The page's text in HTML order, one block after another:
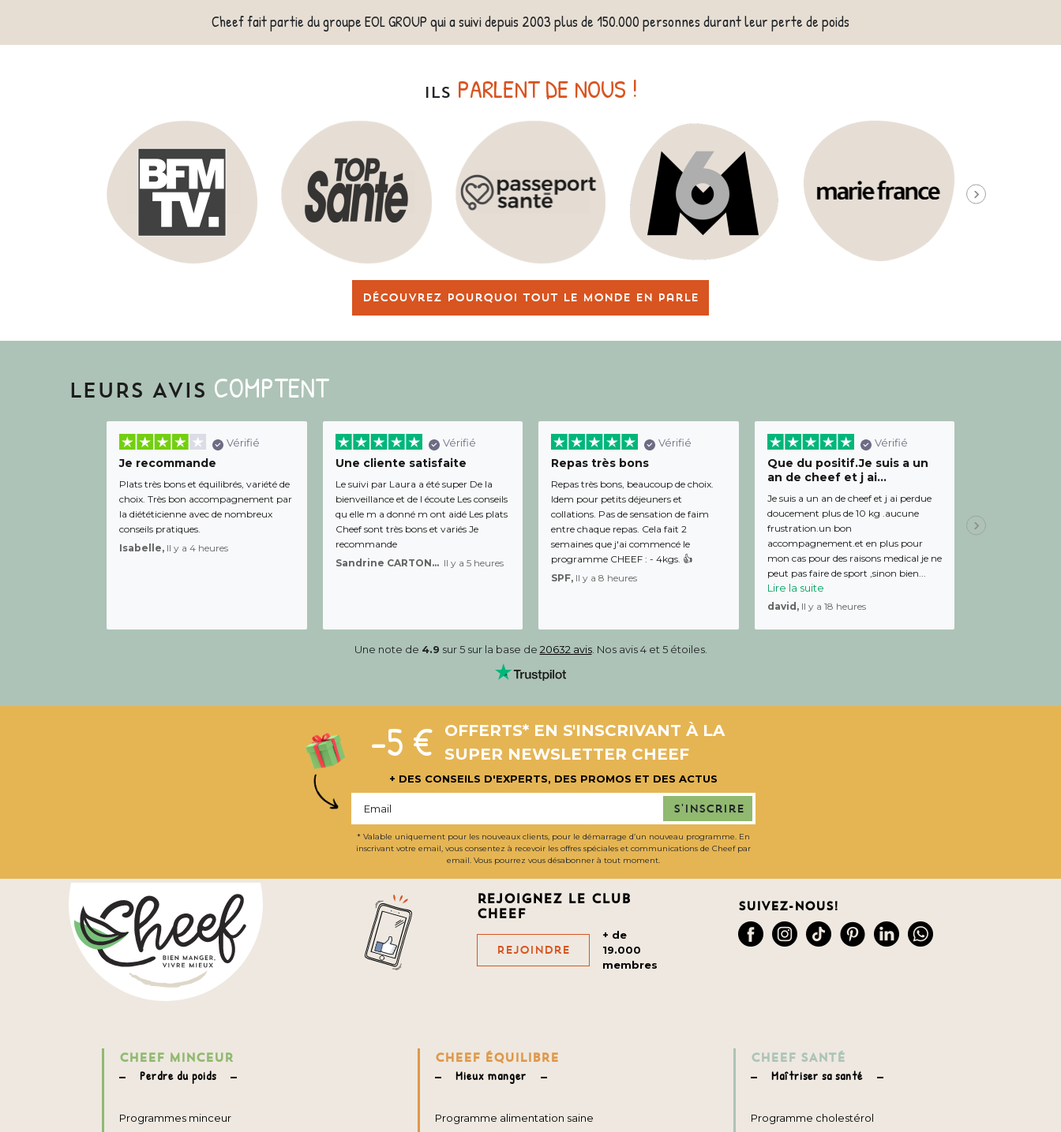
Cheef fait partie du groupe EOL GROUP qui a suivi depuis 2003 plus de 150.000 personnes durant leur perte de poids
ILS PARLENT DE NOUS !
Découvrez pourquoi tout le monde en parle
LEURS AVIS COMPTENT
Vérifié
Je recommande
Plats très bons et équilibrés, variété de
choix. Très bon accompagnement par
la diététicienne avec de nombreux
conseils pratiques.
Isabelle, Il y a 4 heures
Vérifié
Une cliente satisfaite
Le suivi par Laura a été super De la
bienveillance et de l écoute Les conseils
qu elle m a donné m ont aidé Les plats
Cheef sont très bons et variés Je
recommande
Sandrine CARTON-BRACQ, Il y a 5 heures
Vérifié
Repas très bons
Repas très bons, beaucoup de choix.
Idem pour petits déjeuners et
collations. Pas de sensation de faim
entre chaque repas. Cela fait 2
semaines que j'ai commencé le
programme CHEEF : - 4kgs. 👍
SPF, Il y a 8 heures
Vérifié
Que du positif.Je suis a un
an de cheef et j ai...
Je suis a un an de cheef et j ai perdue
doucement plus de 10 kg .aucune
frustration.un bon
accompagnement.et en plus pour
mon cas pour des raisons medical je ne
peut pas faire de sport ,sinon bien...
Lire la suite
david, Il y a 18 heures
Julien,
Une note de 4.9 sur 5 sur la base de 20632 avis. Nos avis 4 et 5 étoiles.
-5 €
OFFERTS* EN S'INSCRIVANT À LA
SUPER NEWSLETTER CHEEF
+ DES CONSEILS D'EXPERTS, DES PROMOS ET DES ACTUS
S'inscrire
* Valable uniquement pour les nouveaux clients, pour le démarrage d’un nouveau programme. En
inscrivant votre email, vous consentez à recevoir les offres spéciales et communications de Cheef par
email. Vous pourrez vous désabonner à tout moment.
Rejoignez le club
cheef
Rejoindre
+ de
19.000
membres
Suivez-nous!
CHEEF MINCEUR
Perdre du poids
Programmes minceur
CHEEF ÉQUILIBRE
Mieux manger
Programme alimentation saine
CHEEF SANTÉ
Maîtriser sa santé
Programme cholestérol